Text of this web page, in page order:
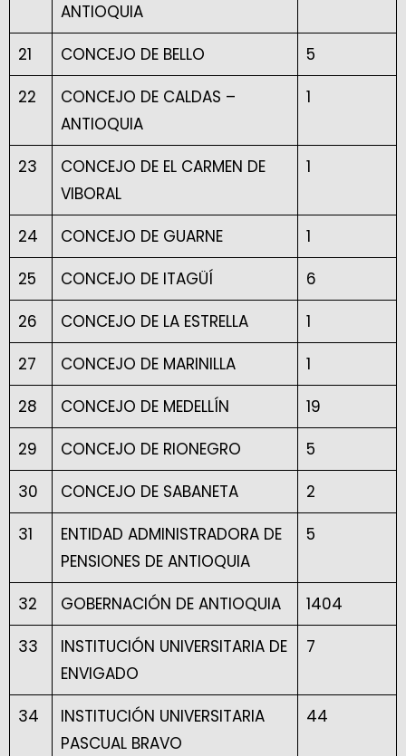
ANTIOQUIA
21 CONCEJO DE BELLO
5
22
CONCEJO DE CALDAS –
ANTIOQUIA
1
23
CONCEJO DE EL CARMEN DE
VIBORAL
1
24 CONCEJO DE GUARNE
1
25
CONCEJO DE ITAGÜÍ
6
26
CONCEJO DE LA ESTRELLA
1
27
CONCEJO DE MARINILLA
1
28
CONCEJO DE MEDELLÍN
19
29
CONCEJO DE RIONEGRO
5
30
CONCEJO DE SABANETA
2
31
ENTIDAD ADMINISTRADORA DE
PENSIONES DE ANTIOQUIA
5
32 GOBERNACIÓN DE ANTIOQUIA
1404
33
INSTITUCIÓN UNIVERSITARIA DE
ENVIGADO
7
34
INSTITUCIÓN UNIVERSITARIA
PASCUAL BRAVO
44